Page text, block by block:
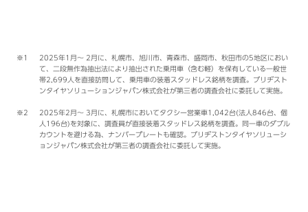
※1
2025年1月～ 2月に、札幌市、旭川市、青森市、盛岡市、秋田市の5地区におい
て、二段無作為抽出法により抽出された乗用車（含む軽）を保有している一般世
帯2,699人を直接訪問して、乗用車の装着スタッドレス銘柄を調査。ブリヂスト
ンタイヤソリューションジャパン株式会社が第三者の調査会社に委託して実施。
※2
2025年2月～ 3月に、札幌市においてタクシー営業車1,042台(法人846台、個
人196台)を対象に、調査員が直接装着スタッドレス銘柄を調査。同一車のダブル
カウントを避ける為、ナンバープレートも確認。ブリヂストンタイヤソリューシ
ョンジャパン株式会社が第三者の調査会社に委託して実施。